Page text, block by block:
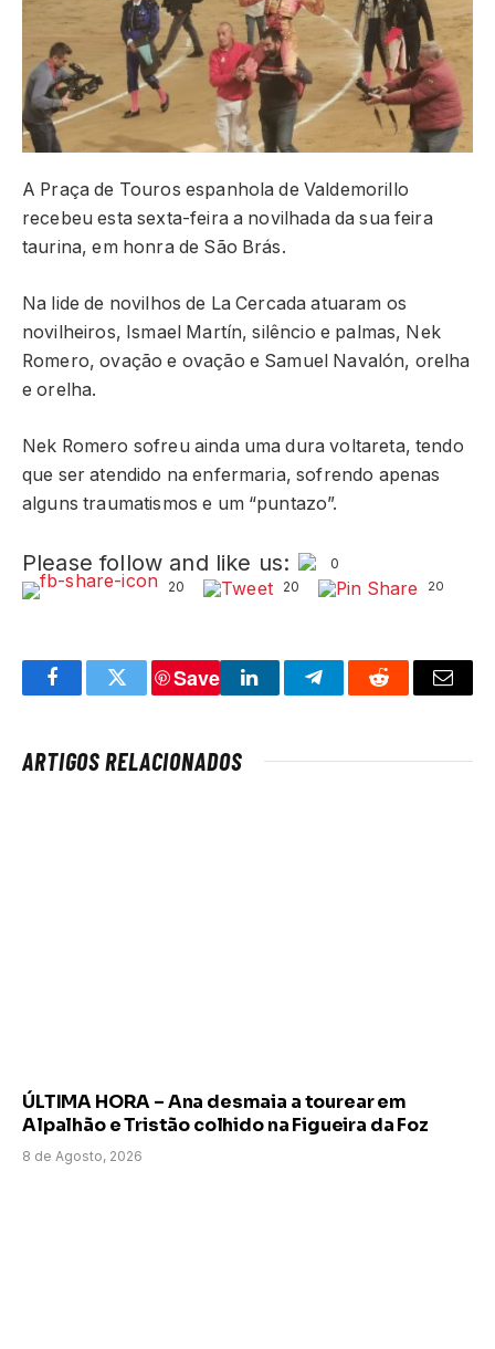
A Praça de Touros espanhola de Valdemorillo
recebeu esta sexta-feira a novilhada da sua feira
taurina, em honra de São Brás.
Na lide de novilhos de La Cercada atuaram os
novilheiros, Ismael Martín, silêncio e palmas, Nek
Romero, ovação e ovação e Samuel Navalón, orelha
e orelha.
Nek Romero sofreu ainda uma dura voltareta, tendo
que ser atendido na enfermaria, sofrendo apenas
alguns traumatismos e um “puntazo”.
Please follow and like us:
0
20
20 20
FacebookTwitter
Save
LinkedInTelegramReddit Email
ARTIGOS RELACIONADOS
ÚLTIMA HORA – Ana desmaia a tourear em
Alpalhão e Tristão colhido na Figueira da Foz
8 de Agosto, 2026